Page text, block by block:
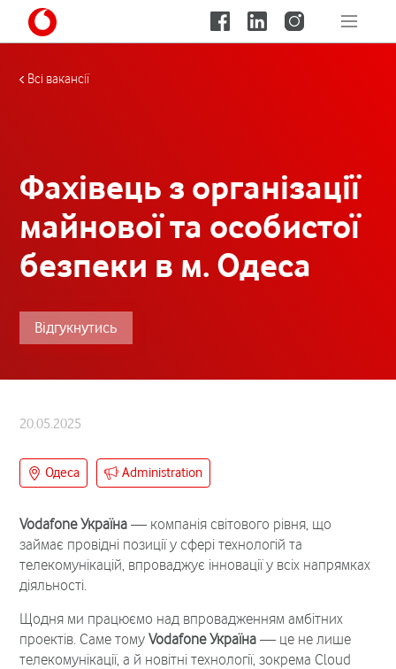
Всі вакансії
Фахівець з організації
майнової та особистої
безпеки в м. Одеса
Відгукнутись
Одеса Administration
20.05.2025
Vodafone Україна — компанія світового рівня, що
займає провідні позиції у сфері технологій та
телекомунікацій, впроваджує інновації у всіх напрямках
діяльності.
Щодня ми працюємо над впровадженням амбітних
проектів. Саме тому Vodafone Україна — це не лише
телекомунікації, а й новітні технології, зокрема Cloud